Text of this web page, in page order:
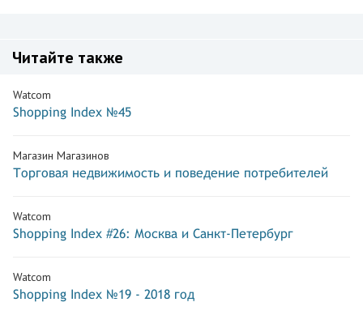
Читайте также
Watcom
Shopping Index №45
Магазин Магазинов
Торговая недвижимость и поведение потребителей
Watcom
Shopping Index #26: Москва и Санкт-Петербург
Watcom
Shopping Index №19 - 2018 год